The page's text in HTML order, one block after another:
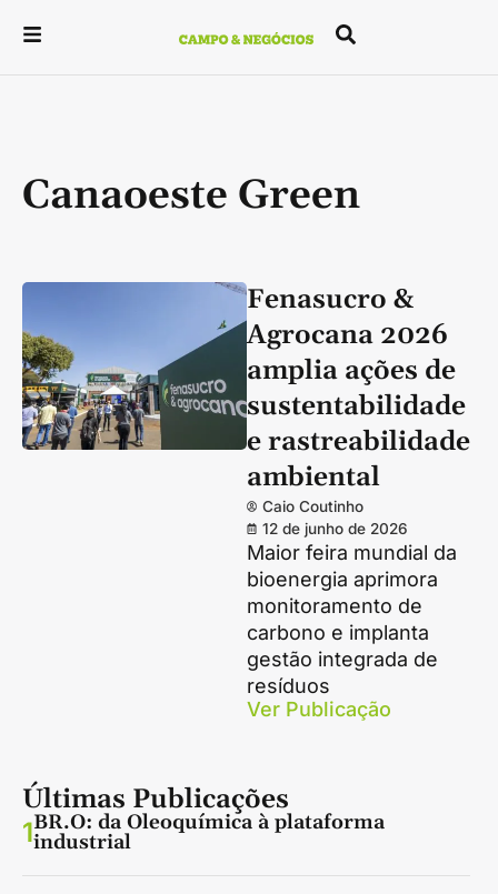
Canaoeste Green
Fenasucro &
Agrocana 2026
amplia ações de
sustentabilidade
e rastreabilidade
ambiental
Caio Coutinho
12 de junho de 2026
Maior feira mundial da
bioenergia aprimora
monitoramento de
carbono e implanta
gestão integrada de
resíduos
Ver Publicação
Últimas Publicações
1BR.O: da Oleoquímica à plataforma
industrial